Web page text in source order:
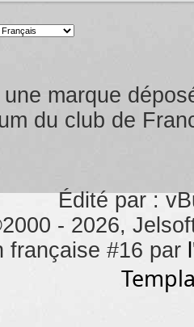
marque
du club de
Édité par :
- 2026,
française #16 par